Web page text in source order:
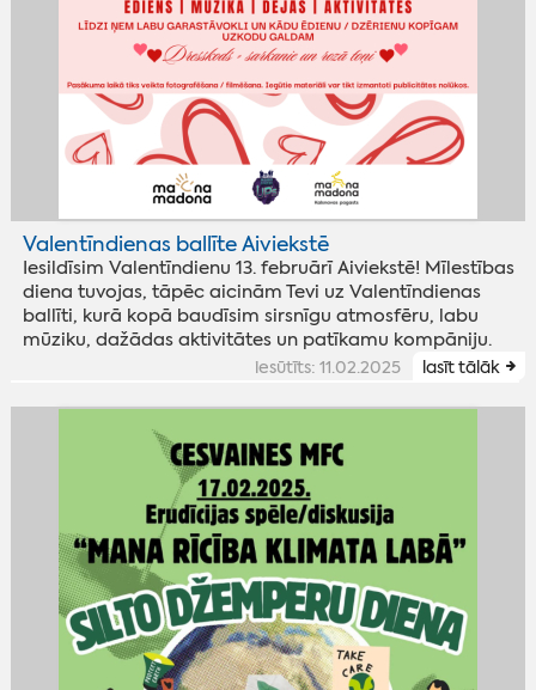
Valentīndienas ballīte Aiviekstē
Iesildīsim Valentīndienu 13. februārī Aiviekstē! Mīlestības
diena tuvojas, tāpēc aicinām Tevi uz Valentīndienas
ballīti, kurā kopā baudīsim sirsnīgu atmosfēru, labu
mūziku, dažādas aktivitātes un patīkamu kompāniju.
iesūtīts: 11.02.2025 lasīt tālāk